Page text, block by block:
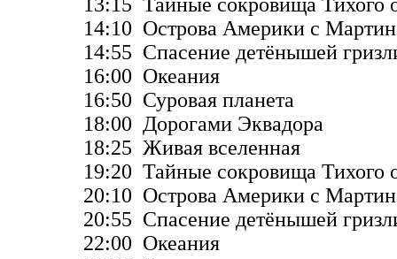
14:10 Острова Америки с
14:55 Спасение детёнышей
16:00 Океания
16:50 Суровая планета
18:00 Дорогами Эквадора
18:25 Живая вселенная
19:20 Тайные сокровища Тихого
20:10 Острова Америки с
20:55 Спасение детёнышей
22:00 Океания